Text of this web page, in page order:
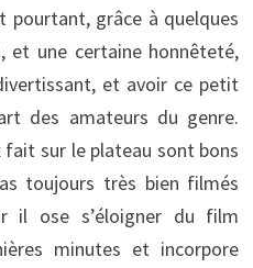
pourtant, grâce à quelques
et une certaine honnêteté,
et avoir ce petit
des amateurs du genre.
fait sur le plateau sont bons
toujours très bien filmés
il ose s’éloigner du film
minutes et incorpore